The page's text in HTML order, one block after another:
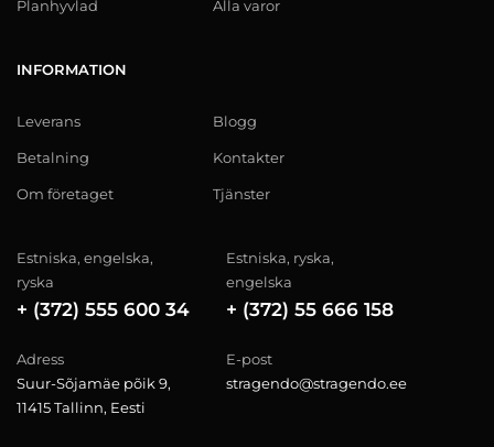
Planhyvlad Alla varor
INFORMATION
Leverans
Betalning
Om företaget
Blogg
Kontakter
Tjänster
Estniska, engelska,
ryska
+ (372) 555 600 34
Estniska, ryska,
engelska
+ (372) 55 666 158
Adress
Suur-Sõjamäe põik 9,
11415 Tallinn, Eesti
E-post
stragendo@stragendo.ee